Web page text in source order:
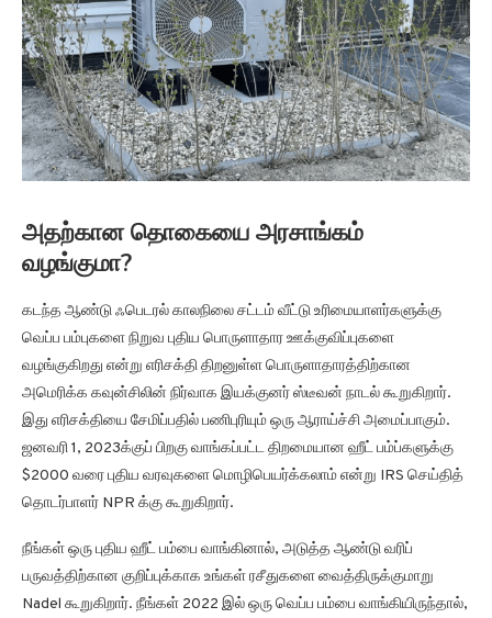
அதற்கான தொகையை அரசாங்கம்
வழங்குமா?
கடந்த ஆண்டு ஃபெடரல் காலநிலை சட்டம் வீட்டு உரிமையாளர்களுக்கு
வெப்ப பம்புகளை நிறுவ புதிய பொருளாதார ஊக்குவிப்புகளை
வழங்குகிறது என்று எரிசக்தி திறனுள்ள பொருளாதாரத்திற்கான
அமெரிக்க கவுன்சிலின் நிர்வாக இயக்குனர் ஸ்டீவன் நாடல் கூறுகிறார்.
இது எரிசக்தியை சேமிப்பதில் பணிபுரியும் ஒரு ஆராய்ச்சி அமைப்பாகும்.
ஜனவரி 1, 2023க்குப் பிறகு வாங்கப்பட்ட திறமையான ஹீட் பம்ப்களுக்கு
$2000 வரை புதிய வரவுகளை மொழிபெயர்க்கலாம் என்று IRS செய்தித்
தொடர்பாளர் NPR க்கு கூறுகிறார்.
நீங்கள் ஒரு புதிய ஹீட் பம்பை வாங்கினால், அடுத்த ஆண்டு வரிப்
பருவத்திற்கான குறிப்புக்காக உங்கள் ரசீதுகளை வைத்திருக்குமாறு
Nadel கூறுகிறார். நீங்கள் 2022 இல் ஒரு வெப்ப பம்பை வாங்கியிருந்தால்,